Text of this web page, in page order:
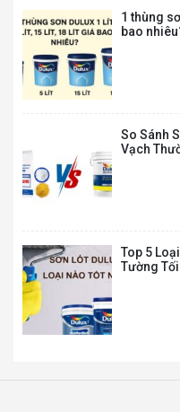
MT –
M16 –
M16 –
1 thùng
bao
So Sánh
Vạch
Top 5
Tường